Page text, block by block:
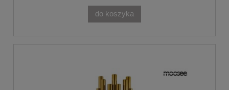
do koszyka